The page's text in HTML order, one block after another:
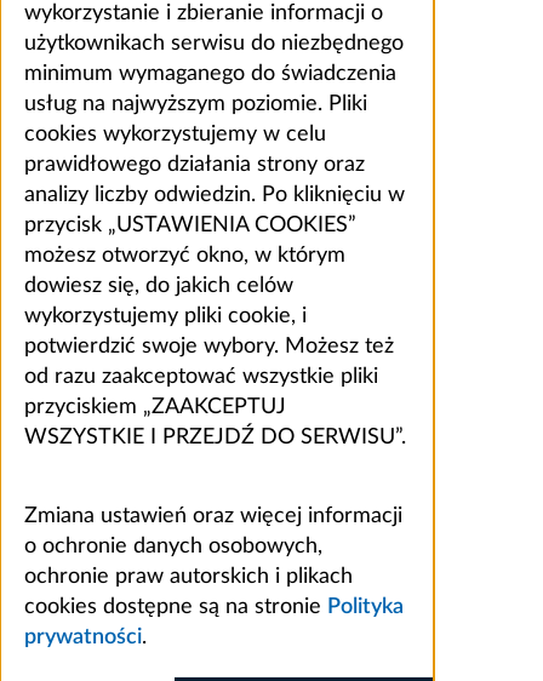
wykorzystanie i zbieranie informacji o
użytkownikach serwisu do niezbędnego
minimum wymaganego do świadczenia
usług na najwyższym poziomie. Pliki
cookies wykorzystujemy w celu
prawidłowego działania strony oraz
analizy liczby odwiedzin. Po kliknięciu w
przycisk „USTAWIENIA COOKIES”
możesz otworzyć okno, w którym
dowiesz się, do jakich celów
wykorzystujemy pliki cookie, i
potwierdzić swoje wybory. Możesz też
od razu zaakceptować wszystkie pliki
przyciskiem „ZAAKCEPTUJ
WSZYSTKIE I PRZEJDŹ DO SERWISU”.
Zmiana ustawień oraz więcej informacji
o ochronie danych osobowych,
ochronie praw autorskich i plikach
cookies dostępne są na stronie Polityka
prywatności.